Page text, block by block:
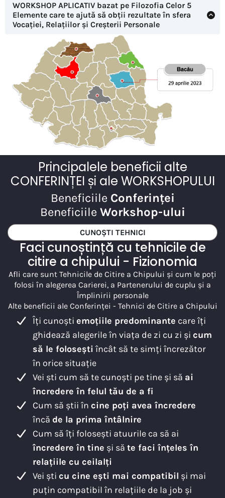
tehnicile de citire a chipului, la ce sunt ele utile și cum
pot fi folosite în viața de zi cu zi. Este practic un
MiniCurs de Citire a Chipului cu informații generale
din lumea fizionomiei - foarte bun pentru cei ce nu
cunosc detalii din lumea fizionomiei și care nu-și
cunosc elementul din Tehnica celor 5 Elemente
WORKSHOP APLICATIV bazat pe Filozofia Celor 5
Elemente care te ajută să obții rezultate în sfera
Vocației, Relațiilor și Creșterii Personale
Acest workshop este unul aplicativ, pentru cei ce
cunosc deja detalii minime despre Tehnica celor 5
elemente de citire a chipului, unde concretizăm care
este elementul nostru principal, lucrăm practic pe
conștientizarea valorilor și convingerilor personale, le
corelăm cu elementul nostru și vedem cum putem trăi
în concordanță cu acesta pentru a putea să luăm cele
mai clare decizii în viața noastră dpdv vocațional,
relațional și a vieții noastre de zi cu zi
Principalele beneficii alte
CONFERINȚEI și ale WORKSHOPULUI
Beneficiile Conferinței
Beneficiile Workshop-ului
CUNOȘTI TEHNICI
Faci cunoștință cu tehnicile de
citire a chipului - Fizionomia
Afli care sunt Tehnicile de Citire a Chipului și cum le poți
folosi în alegerea Carierei, a Partenerului de cuplu și a
Împlinirii personale
Alte beneficii ale Conferinței - Tehnici de Citire a Chipului
Îți cunoști emoțiile predominante care îți
ghidează alegerile în viața de zi cu zi și cum
să le folosești încât să te simți încrezător
în orice situație
Vei ști cum să te cunoști pe tine și să ai
încredere în felul tău de a fi
Cum să știi în cine poți avea încredere
încă de la prima întâlnire
Cum să îți folosești atuurile ca să ai
încredere în tine și să te faci înțeles în
relațiile cu ceilalți
Vei ști cu cine ești mai compatibil și mai
puțin compatibil în relațiile de la job și